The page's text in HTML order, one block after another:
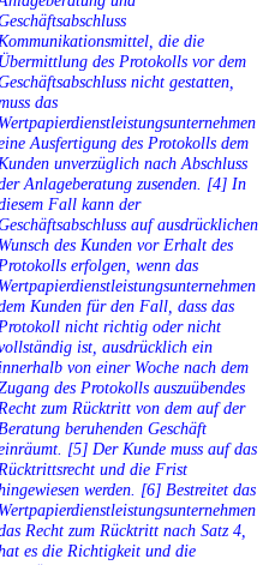
die die
des Protokolls vor dem
nicht gestatten,
das
Ausfertigung des Protokolls dem
unverzüglich nach Abschluss
Anlageberatung zusenden. [4] In
Fall kann der
auf ausdrücklichen
des Kunden vor Erhalt des
erfolgen, wenn das
Kunden für den Fall, dass das
nicht richtig oder nicht
ist, ausdrücklich ein
von einer Woche nach dem
des Protokolls auszuübendes
zum Rücktritt von dem auf der
beruhenden Geschäft
[5] Der Kunde muss auf das
und die Frist
werden. [6] Bestreitet das
Recht zum Rücktritt nach Satz 4,
es die Richtigkeit und die